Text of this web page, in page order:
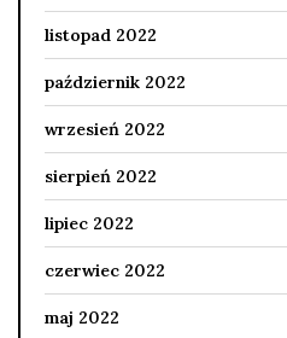
listopad 2022
październik 2022
wrzesień 2022
sierpień 2022
lipiec 2022
czerwiec 2022
maj 2022